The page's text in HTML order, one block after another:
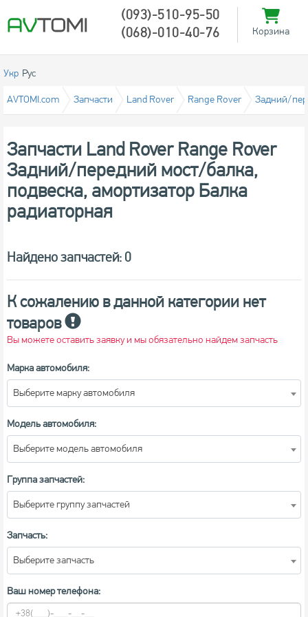
(093)-510-95-50
(068)-010-40-76
Корзина
Укр Рус
AVTOMI.com Запчасти Land Rover Range Rover Задний/
Запчасти Land Rover Range Rover
Задний/передний мост/балка,
подвеска, амортизатор Балка
радиаторная
Найдено запчастей: 0
К сожалению в данной категории нет
товаров
Вы можете оставить заявку и мы обязательно найдем запчасть
Марка автомобиля:
Выберите марку автомобиля
Модель автомобиля:
Выберите модель автомобиля
Группа запчастей:
Выберите группу запчастей
Запчасть:
Выберите запчасть
Ваш номер телефона: